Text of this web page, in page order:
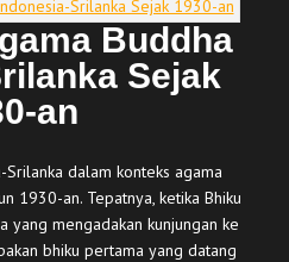
Buddha
Sejak
an
dalam konteks agama
1930-an. Tepatnya, ketika Bhiku
yang mengadakan kunjungan ke
bhiku pertama yang datang